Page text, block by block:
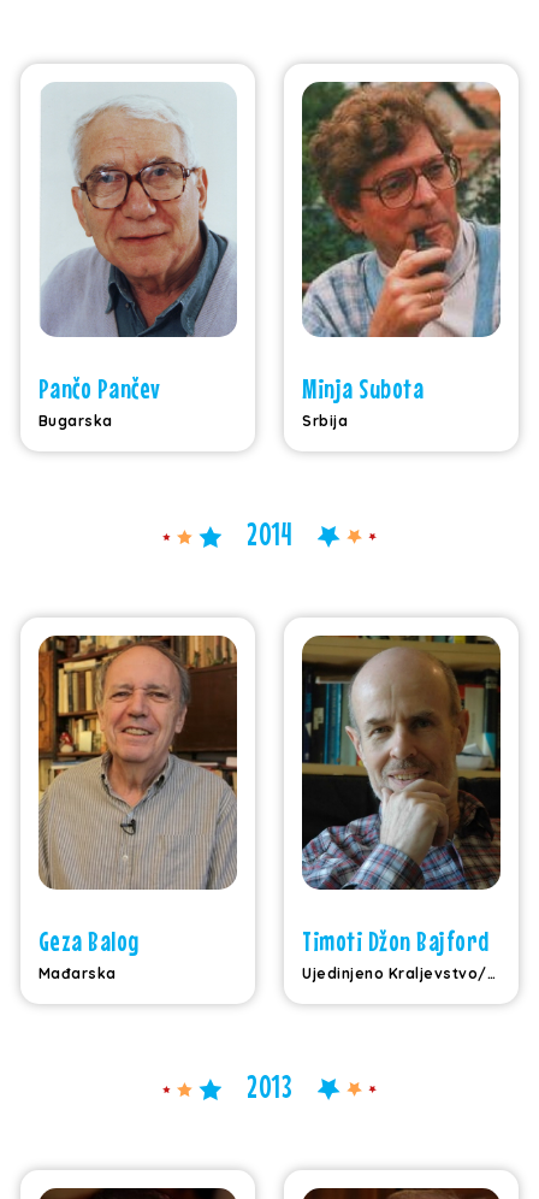
Pančo Pančev
Bugarska
Minja Subota
Srbija
2014
Geza Balog
Mađarska
Timoti Džon Bajford
Ujedinjeno Kraljevstvo/Srbija
2013